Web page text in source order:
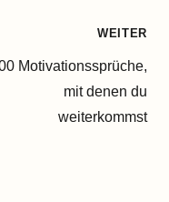
WEITER
Motivationssprüche,
mit denen du
weiterkommst